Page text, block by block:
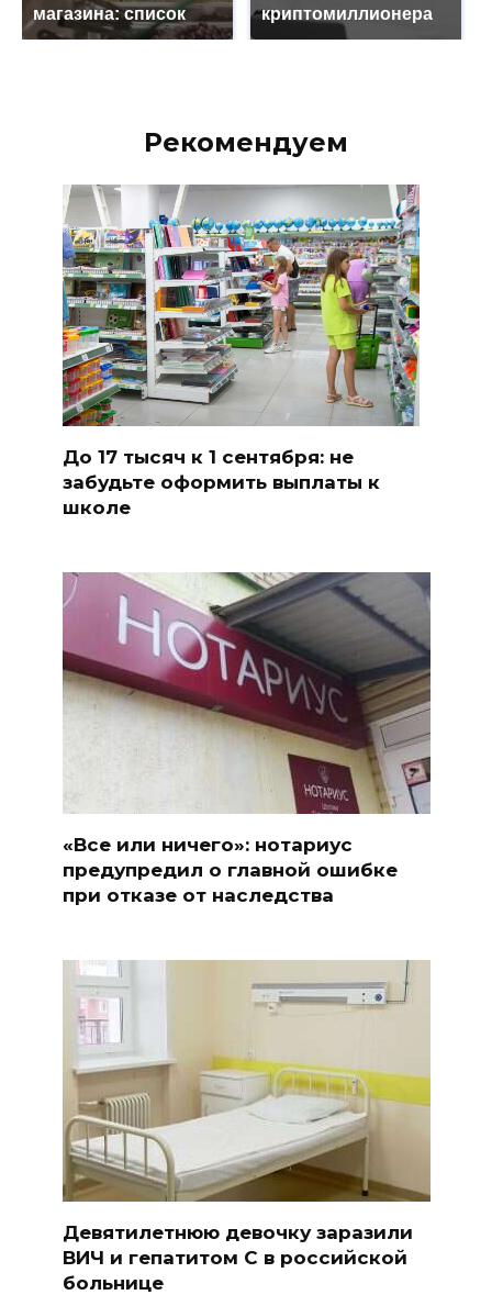
магазина: список криптомиллионера
Рекомендуем
До 17 тысяч к 1 сентября: не
забудьте оформить выплаты к
школе
«Все или ничего»: нотариус
предупредил о главной ошибке
при отказе от наследства
Девятилетнюю девочку заразили
ВИЧ и гепатитом С в российской
больнице